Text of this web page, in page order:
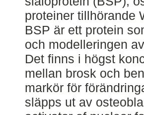
proteiner tillhörande
BSP är ett protein
och modelleringen
Det finns i högst
mellan brosk och
markör för
släpps ut av